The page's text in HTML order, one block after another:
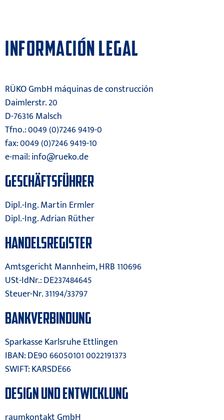
INFORMACIÓN LEGAL
RÜKO GmbH máquinas de construcción
Daimlerstr. 20
D-76316 Malsch
Tfno.: 0049 (0)7246 9419-0
fax: 0049 (0)7246 9419-10
e-mail:info@rueko.de
GESCHÄFTSFÜHRER
Dipl.-Ing. Martin Ermler
Dipl.-Ing. Adrian Rüther
HANDELSREGISTER
Amtsgericht Mannheim, HRB 110696
USt-IdNr.: DE237484645
Steuer-Nr. 31194/33797
BANKVERBINDUNG
Sparkasse Karlsruhe Ettlingen
IBAN: DE90 66050101 0022191373
SWIFT: KARSDE66
DESIGN UND ENTWICKLUNG